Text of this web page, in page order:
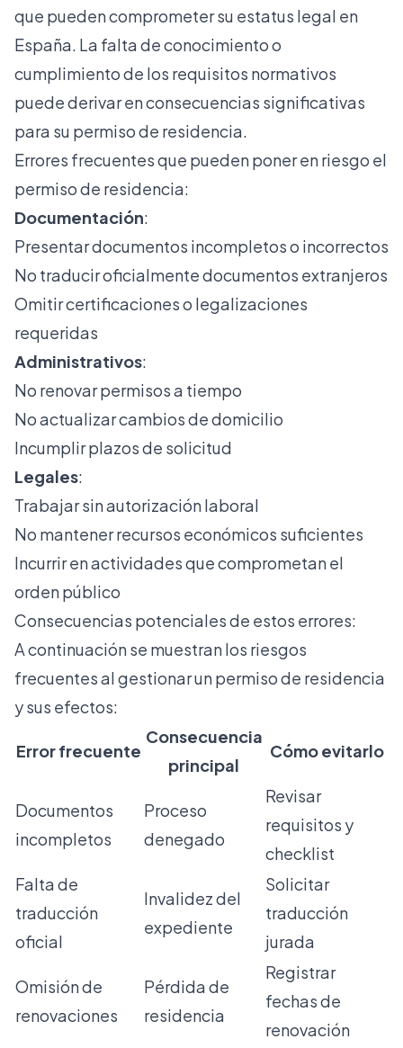
que pueden comprometer su estatus legal en
España. La falta de conocimiento o
cumplimiento de los requisitos normativos
puede derivar en consecuencias significativas
para su permiso de residencia.
Errores frecuentes que pueden poner en riesgo el
permiso de residencia:
Documentación:
Presentar documentos incompletos o incorrectos
No traducir oficialmente documentos extranjeros
Omitir certificaciones o legalizaciones
requeridas
Administrativos:
No renovar permisos a tiempo
No actualizar cambios de domicilio
Incumplir plazos de solicitud
Legales:
Trabajar sin autorización laboral
No mantener recursos económicos suficientes
Incurrir en actividades que comprometan el
orden público
Consecuencias potenciales de estos errores:
A continuación se muestran los riesgos
frecuentes al gestionar un permiso de residencia
y sus efectos:
Error frecuente
Consecuencia
principal
Cómo evitarlo
Documentos
incompletos
Proceso
denegado
Revisar
requisitos y
checklist
Falta de
traducción
oficial
Invalidez del
expediente
Solicitar
traducción
jurada
Omisión de
renovaciones
Pérdida de
residencia
Registrar
fechas de
renovación